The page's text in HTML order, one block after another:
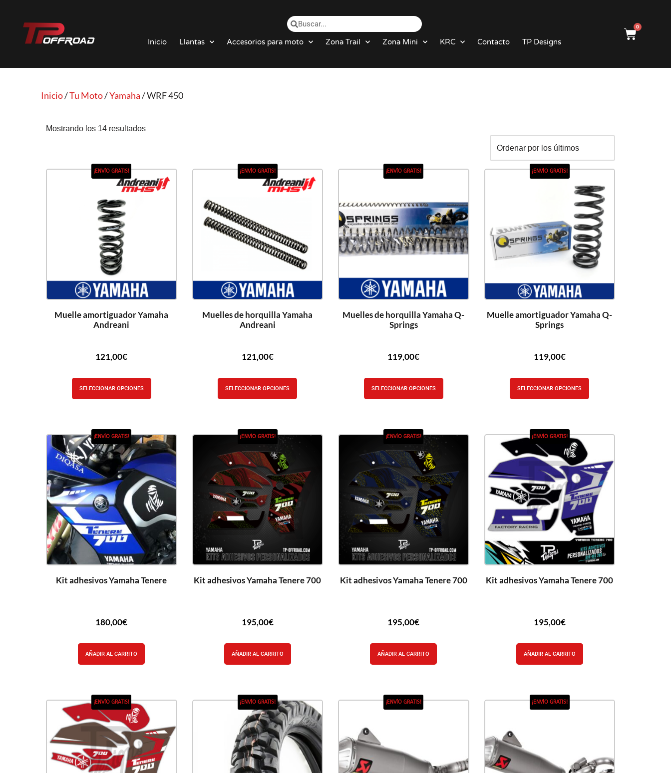
Saltar
Inicio Llantas Accesorios para moto Zona Trail Zona Mini KRC Contacto TP Designs
0
Inicio/Tu Moto/Yamaha/ WRF 450
Mostrando los 14 resultados
¡ENVÍO GRATIS!
Muelle amortiguador Yamaha
Andreani
121,00€
SELECCIONAR OPCIONES
¡ENVÍO GRATIS!
Muelles de horquilla Yamaha
Andreani
121,00€
SELECCIONAR OPCIONES
¡ENVÍO GRATIS!
Muelles de horquilla Yamaha Q-
Springs
119,00€
SELECCIONAR OPCIONES
¡ENVÍO GRATIS!
Muelle amortiguador Yamaha Q-
Springs
119,00€
SELECCIONAR OPCIONES
¡ENVÍO GRATIS!
Kit adhesivos Yamaha Tenere
180,00€
AÑADIR AL CARRITO
¡ENVÍO GRATIS!
Kit adhesivos Yamaha Tenere 700
195,00€
AÑADIR AL CARRITO
¡ENVÍO GRATIS!
Kit adhesivos Yamaha Tenere 700
195,00€
AÑADIR AL CARRITO
¡ENVÍO GRATIS!
Kit adhesivos Yamaha Tenere 700
195,00€
AÑADIR AL CARRITO
¡ENVÍO GRATIS! ¡ENVÍO GRATIS! ¡ENVÍO GRATIS! ¡ENVÍO GRATIS!